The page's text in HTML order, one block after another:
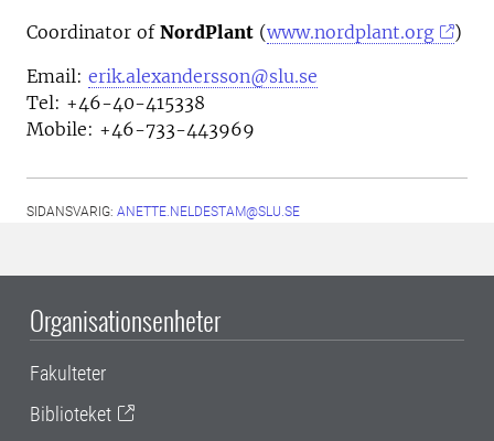
Coordinator of NordPlant (www.nordplant.org
)
Email: erik.alexandersson@slu.se
Tel: +46-40-415338
Mobile: +46-733-443969
SIDANSVARIG: ANETTE.NELDESTAM@SLU.SE
Organisationsenheter
Fakulteter
Biblioteket